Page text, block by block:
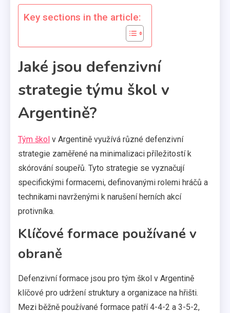
Key sections in the article:
Jaké jsou defenzivní
strategie týmu škol v
Argentině?
Tým škol v Argentině využívá různé defenzivní
strategie zaměřené na minimalizaci příležitostí k
skórování soupeřů. Tyto strategie se vyznačují
specifickými formacemi, definovanými rolemi hráčů a
technikami navrženými k narušení herních akcí
protivníka.
Klíčové formace používané v
obraně
Defenzivní formace jsou pro tým škol v Argentině
klíčové pro udržení struktury a organizace na hřišti.
Mezi běžně používané formace patří 4-4-2 a 3-5-2,